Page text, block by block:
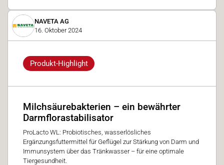
NAVETA AG
16. Oktober 2024
Produkt-Highlight
Milchsäurebakterien – ein bewährter
Darmflorastabilisator
ProLacto WL: Probiotisches, wasserlösliches
Ergänzungsfuttermittel für Geflügel zur Stärkung von Darm und
Immunsystem über das Tränkwasser – für eine optimale
Tiergesundheit.